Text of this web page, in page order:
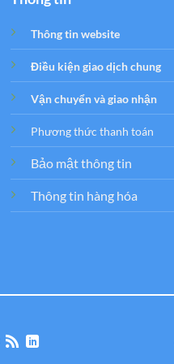
Thông tin website
Điều kiện giao dịch chung
Vận chuyển và giao nhận
Phương thức thanh toán
Bảo mật thông tin
Thông tin hàng hóa